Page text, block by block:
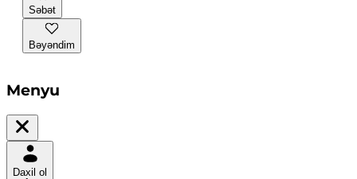
Səbət
Bəyəndim
Menyu
Daxil ol